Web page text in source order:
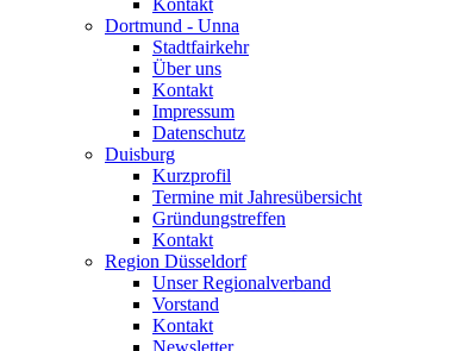
Kontakt
Dortmund - Unna
Stadtfairkehr
Über uns
Kontakt
Impressum
Datenschutz
Duisburg
Kurzprofil
Termine mit Jahresübersicht
Gründungstreffen
Kontakt
Region Düsseldorf
Unser Regionalverband
Vorstand
Kontakt
Newsletter